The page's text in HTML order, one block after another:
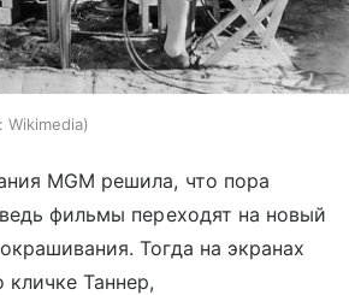
Wikimedia
MGM решила, что пора
фильмы переходят на новый
Тогда на экранах
кличке Таннер,